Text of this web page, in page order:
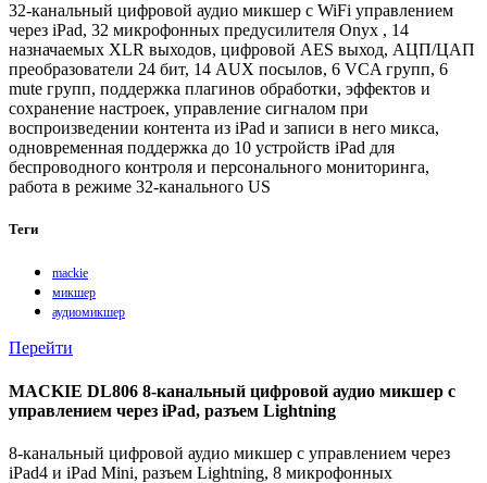
32-канальный цифровой аудио микшер с WiFi управлением
через iPad, 32 микрофонных предусилителя Onyx , 14
назначаемых XLR выходов, цифровой AES выход, АЦП/ЦАП
преобразователи 24 бит, 14 AUX посылов, 6 VCA групп, 6
mute групп, поддержка плагинов обработки, эффектов и
сохранение настроек, управление сигналом при
воспроизведении контента из iPad и записи в него микса,
одновременная поддержка до 10 устройств iPad для
беспроводного контроля и персонального мониторинга,
работа в режиме 32-канального US
Теги
mackie
микшер
аудиомикшер
Перейти
MACKIE DL806 8-канальный цифровой аудио микшер с
управлением через iPad, разъем Lightning
8-канальный цифровой аудио микшер с управлением через
iPad4 и iPad Mini, разъем Lightning, 8 микрофонных